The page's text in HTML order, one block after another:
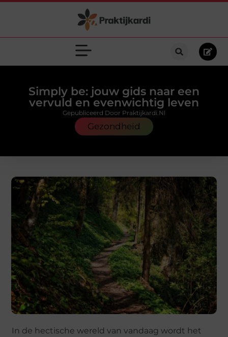
Simply be: jouw gids naar een
vervuld en evenwichtig leven
Gezondheid
Gepubliceerd Door Praktijkardi.nl
In de hectische wereld van vandaag wordt het